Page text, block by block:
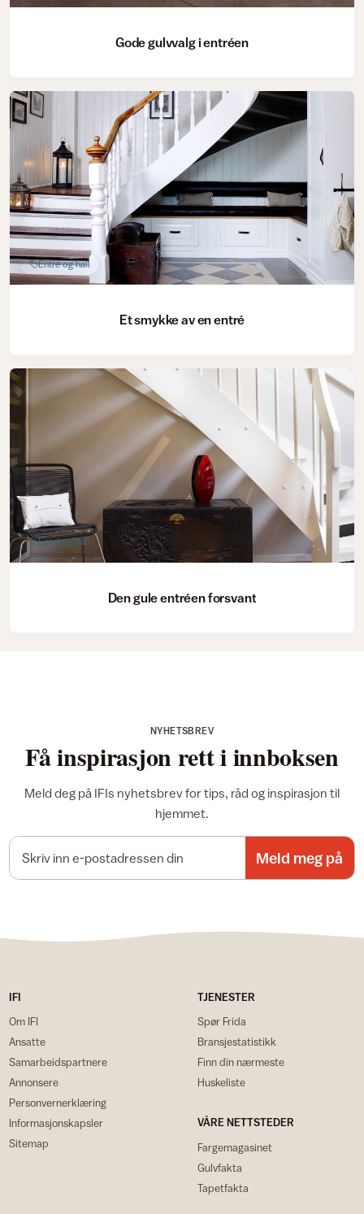
Gode gulvvalg i entréen
Entré og hall
Et smykke av en entré
Entré og hall
Den gule entréen forsvant
NYHETSBREV
Få inspirasjon rett i innboksen
Meld deg på IFIs nyhetsbrev for tips, råd og inspirasjon til
hjemmet.
Meld meg på
IFI
Om IFI
Ansatte
Samarbeidspartnere
Annonsere
Personvernerklæring
Informasjonskapsler
Sitemap
TJENESTER
Spør Frida
Bransjestatistikk
Finn din nærmeste
Huskeliste
VÅRE NETTSTEDER
Fargemagasinet
Gulvfakta
Tapetfakta